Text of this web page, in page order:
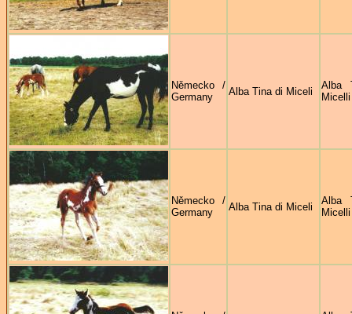
Německo /
Germany
Alba Tina di Miceli
Alba
Micelli
Německo /
Germany
Alba Tina di Miceli
Alba
Micelli